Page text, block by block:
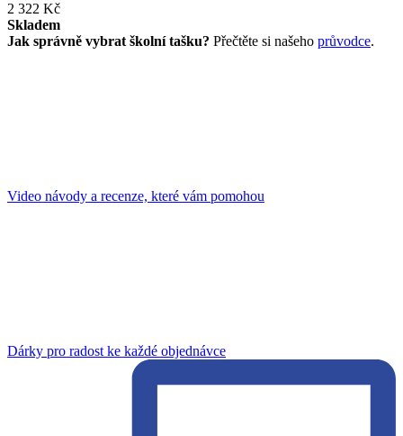
2 322 Kč
Skladem
Jak správně vybrat školní tašku? Přečtěte si našeho průvodce.
Video návody a recenze, které vám pomohou
Dárky pro radost ke každé objednávce